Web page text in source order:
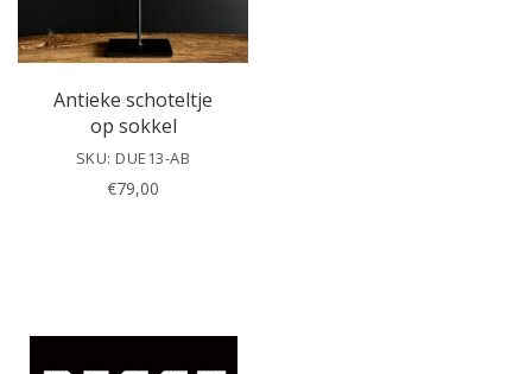
i
e
l
Antieke schoteltje
op sokkel
SKU: DUE13-AB
€79,00